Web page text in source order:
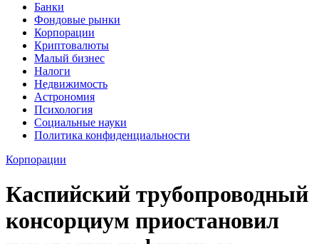
Банки
Фондовые рынки
Корпорации
Криптовалюты
Малый бизнес
Налоги
Недвижимость
Астрономия
Психология
Социальные науки
Политика конфиденциальности
Корпорации
Каспийский трубопроводный
консорциум приостановил